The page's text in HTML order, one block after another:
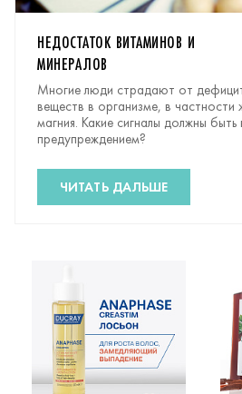
НЕДОСТАТОК ВИТАМИНОВ И
МИНЕРАЛОВ
Многие люди страдают от
веществ в организме, в частности
магния. Какие сигналы должны
предупреждением?
ЧИТАТЬ ДАЛЬШЕ